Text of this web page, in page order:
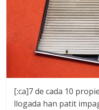
[:ca]7 de cada 10
llogada han patit